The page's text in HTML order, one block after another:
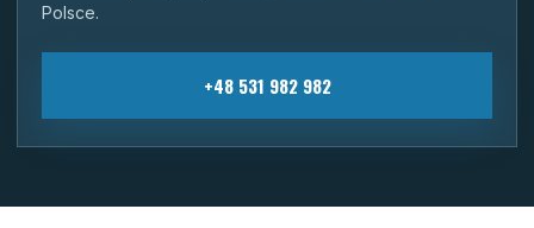
Polsce.
+48 531 982 982